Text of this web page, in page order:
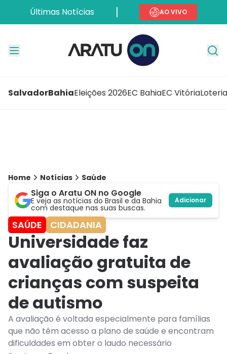
Últimas Notícias AO VIVO
SalvadorBahiaEleições 2026EC BahiaEC Vitória
Home Notícias Saúde
Siga o Aratu ON no Google
E veja as notícias do Brasil e da Bahia
com destaque nas suas buscas.
Adicionar
SAÚDE CIDADANIA
Universidade faz
avaliação gratuita de
crianças com suspeita
de autismo
A avaliação é voltada especialmente para famílias
que não têm acesso a plano de saúde e encontram
dificuldades em obter o laudo necessário